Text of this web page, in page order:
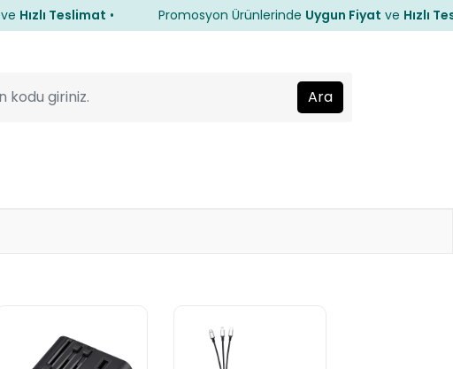
Teslimat• Promosyon ÜrünlerindeUygun FiyatveHızlı